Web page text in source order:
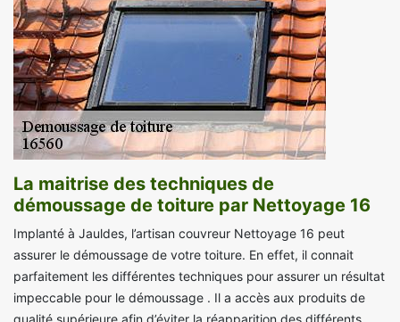
La maitrise des techniques de
démoussage de toiture par Nettoyage 16
Implanté à Jauldes, l’artisan couvreur Nettoyage 16 peut
assurer le démoussage de votre toiture. En effet, il connait
parfaitement les différentes techniques pour assurer un résultat
impeccable pour le démoussage . Il a accès aux produits de